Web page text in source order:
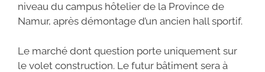
niveau du campus hôtelier de la Province de
Namur, après démontage d’un ancien hall sportif.
Le marché dont question porte uniquement sur
le volet construction. Le futur bâtiment sera à